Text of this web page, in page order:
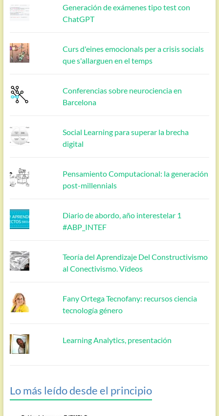
Generación de exámenes tipo test con
ChatGPT
Curs d'eines emocionals per a crisis socials
que s'allarguen en el temps
Conferencias sobre neurociencia en
Barcelona
Social Learning para superar la brecha
digital
Pensamiento Computacional: la generación
post-millennials
Diario de abordo, año interestelar 1
#ABP_INTEF
Teoría del Aprendizaje Del Constructivismo
al Conectivismo. Vídeos
Fany Ortega Tecnofany: recursos ciencia
tecnología género
Learning Analytics, presentación
Lo más leído desde el principio